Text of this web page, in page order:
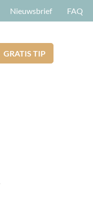
Nieuwsbrief FAQ
GRATIS TIP